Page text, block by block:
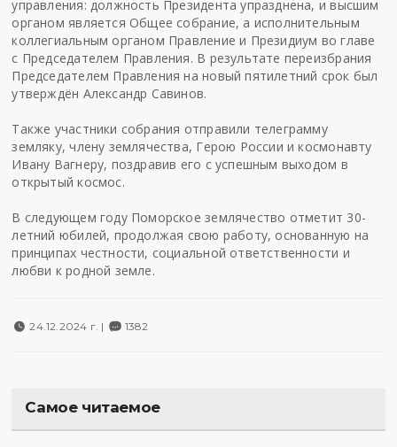
управления: должность Президента упразднена, и высшим
органом является Общее собрание, а исполнительным
коллегиальным органом Правление и Президиум во главе
с Председателем Правления. В результате переизбрания
Председателем Правления на новый пятилетний срок был
утверждён Александр Савинов.
Также участники собрания отправили телеграмму
земляку, члену землячества, Герою России и космонавту
Ивану Вагнеру, поздравив его с успешным выходом в
открытый космос.
В следующем году Поморское землячество отметит 30-
летний юбилей, продолжая свою работу, основанную на
принципах честности, социальной ответственности и
любви к родной земле.
24.12.2024 г. | 1382
Самое читаемое